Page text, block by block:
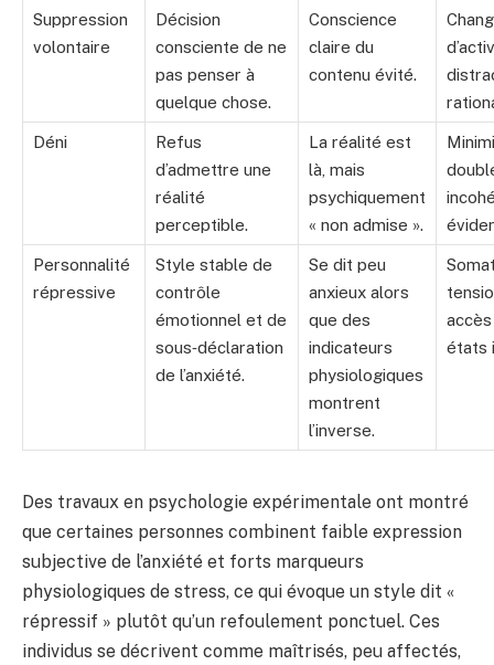
Suppression
volontaire
Décision
consciente de ne
pas penser à
quelque chose.
Conscience
claire du
contenu évité.
Déni
Refus
d’admettre une
réalité
perceptible.
La réalité est
là, mais
psychiquement
« non admise ».
Personnalité
répressive
Style stable de
contrôle
émotionnel et de
sous‑déclaration
de l’anxiété.
Se dit peu
anxieux alors
que des
indicateurs
physiologiques
montrent
l’inverse.
états
Des travaux en psychologie expérimentale ont montré
que certaines personnes combinent faible expression
subjective de l’anxiété et forts marqueurs
physiologiques de stress, ce qui évoque un style dit «
répressif » plutôt qu’un refoulement ponctuel. Ces
individus se décrivent comme maîtrisés, peu affectés,